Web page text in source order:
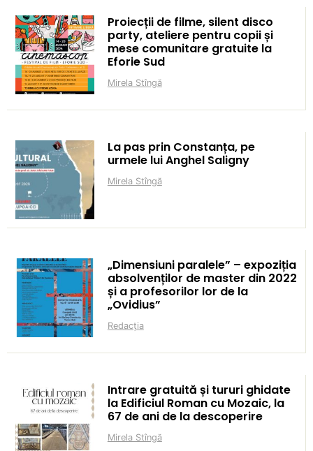
Proiecții de filme, silent disco
party, ateliere pentru copii și
mese comunitare gratuite la
Eforie Sud
Mirela Stîngă
La pas prin Constanța, pe
urmele lui Anghel Saligny
Mirela Stîngă
„Dimensiuni paralele” – expoziția
absolvenților de master din 2022
și a profesorilor lor de la
„Ovidius”
Redacția
Intrare gratuită și tururi ghidate
la Edificiul Roman cu Mozaic, la
67 de ani de la descoperire
Mirela Stîngă